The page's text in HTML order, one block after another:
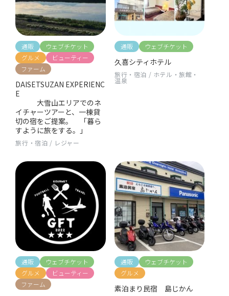
通販
ウェブチケット
グルメ
ビューティー
ファーム
DAISETSUZAN EXPERIENC
E
大雪山エリアでのネ
イチャーツアーと、一棟貸
切の宿をご提案。 「暮ら
すように旅をする。」
旅行・宿泊 / レジャー
通販 ウェブチケット
久喜シティホテル
旅行・宿泊 / ホテル・旅館・
温泉
通販
ウェブチケット
グルメ
ビューティー
ファーム
通販
ウェブチケット
グルメ
素泊まり民宿 島じかん